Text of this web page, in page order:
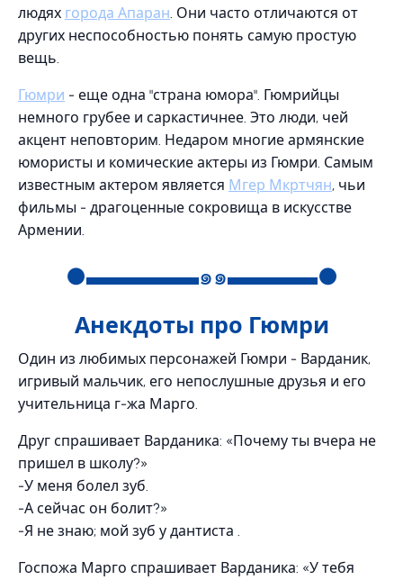
людях города Апаран . Они часто отличаются от
других неспособностью понять самую простую
вещь.
Гюмри - еще одна "страна юмора". Гюмрийцы
немного грубее и саркастичнее. Это люди, чей
акцент неповторим. Недаром многие армянские
юмористы и комические актеры из Гюмри. Самым
известным актером является Мгер Мкртчян, чьи
фильмы - драгоценные сокровища в искусстве
Армении.
●▬▬▬▬▬๑๑▬▬▬▬●
Анекдоты про Гюмри
Один из любимых персонажей Гюмри - Варданик,
игривый мальчик, его непослушные друзья и его
учительница г-жа Марго.
Друг спрашивает Варданика: «Почему ты вчера не
пришел в школу?»
-У меня болел зуб.
-А сейчас он болит?»
-Я не знаю; мой зуб у дантиста .
Госпожа Марго спрашивает Варданика: «У тебя